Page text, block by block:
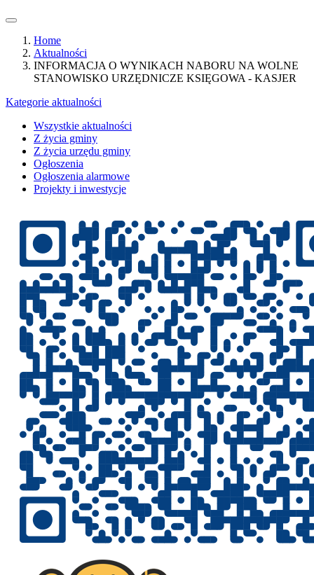
Home
Aktualności
INFORMACJA O WYNIKACH NABORU NA WOLNE
STANOWISKO URZĘDNICZE KSIĘGOWA - KASJER
Kategorie aktualności
Wszystkie aktualności
Z życia gminy
Z życia urzędu gminy
Ogłoszenia
Ogłoszenia alarmowe
Projekty i inwestycje